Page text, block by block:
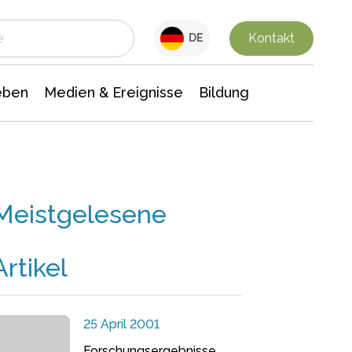
DE Kontakt
Medien & Ereignisse Bildung
25 April 2001